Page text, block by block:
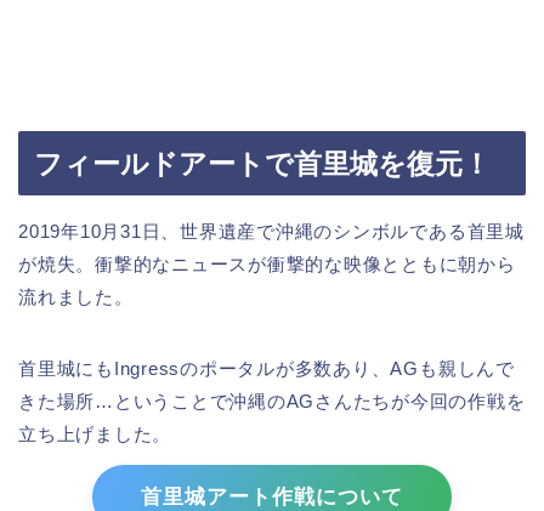
フィールドアートで首里城を復元！
2019年10月31日、世界遺産で沖縄のシンボルである首里城
が焼失。衝撃的なニュースが衝撃的な映像とともに朝から
流れました。
首里城にもIngressのポータルが多数あり、AGも親しんで
きた場所…ということで沖縄のAGさんたちが今回の作戦を
立ち上げました。
首里城アート作戦について